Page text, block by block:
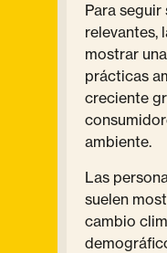
Para
relevantes,
mostrar
prácticas
creciente
ambiente.
Las
suelen
cambio